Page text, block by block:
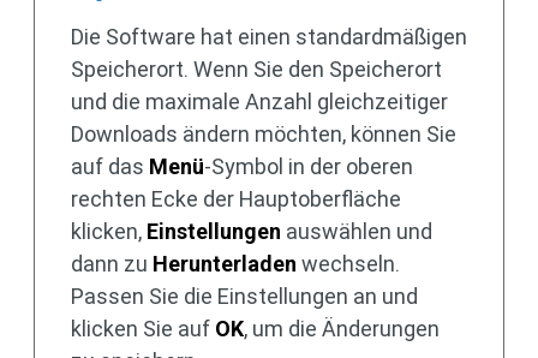
Die Software hat einen standardmäßigen
Speicherort. Wenn Sie den Speicherort
und die maximale Anzahl gleichzeitiger
Downloads ändern möchten, können Sie
auf das Menü-Symbol in der oberen
rechten Ecke der Hauptoberfläche
klicken, Einstellungen auswählen und
dann zu Herunterladen wechseln.
Passen Sie die Einstellungen an und
klicken Sie auf OK, um die Änderungen